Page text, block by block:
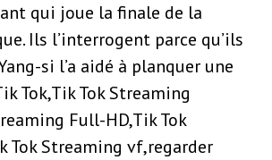
qui joue la finale de la
Ils l’interrogent parce qu’ils
si l’a aidé à planquer une
Tok,Tik Tok Streaming
Full-HD,Tik Tok
Tok Streaming vf,regarder